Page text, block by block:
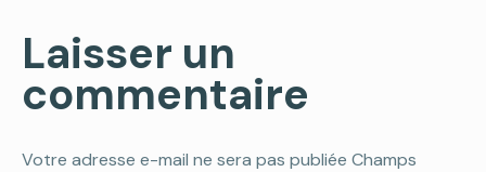
Laisser un
commentaire
Votre adresse e-mail ne sera pas publiée Champs